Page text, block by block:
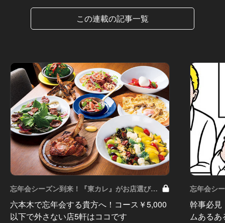
この連載の記事一覧
忘年会シーズン到来！『東カレ』がお店選びを
お手伝い！ Vol.6
六本木で忘年会する貴方へ！コース￥5,000
以下で外さない店5軒はココです
忘年会シ
お手伝い
幹事必見
ムあるあ